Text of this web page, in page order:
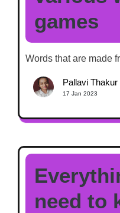
games
Words that are made
Pallavi Thakur
17 Jan 2023
need to